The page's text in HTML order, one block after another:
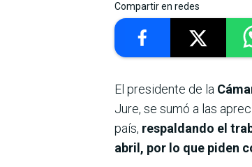
Compartir en redes
El presidente de la
Jure, se sumó a las
país, respaldando el
abril, por lo que piden